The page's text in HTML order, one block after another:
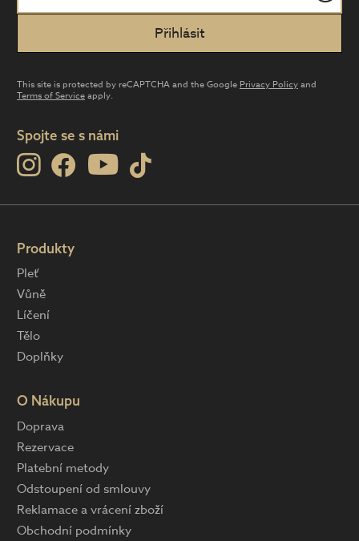
This site is protected by reCAPTCHA and the Google Privacy Policyand
Terms of Serviceapply.
Spojte se s námi
Produkty
Pleť
Vůně
Líčení
Tělo
Doplňky
O Nákupu
Doprava
Rezervace
Platební metody
Odstoupení od smlouvy
Reklamace a vrácení zboží
Obchodní podmínky